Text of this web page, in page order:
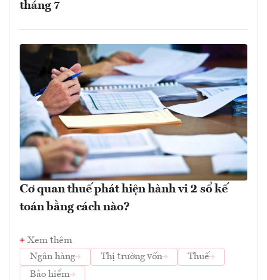
tháng 7
Cơ quan thuế phát hiện hành vi 2 sổ kế
toán bằng cách nào?
Xem thêm
Ngân hàng
Thị trường vốn
Thuế
Bảo hiểm